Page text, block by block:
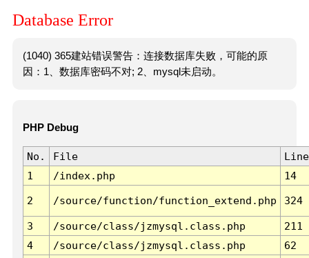
Database Error
(1040) 365建站错误警告：连接数据库失败，可能的原
因：1、数据库密码不对; 2、mysql未启动。
PHP Debug
No. File
Line
1
/index.php 14
2 /source/function/function_extend.php 324
3 /source/class/jzmysql.class.php
211
4
/source/class/jzmysql.class.php
62